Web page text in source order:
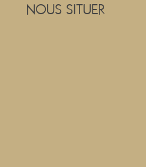
NOUS SITUER